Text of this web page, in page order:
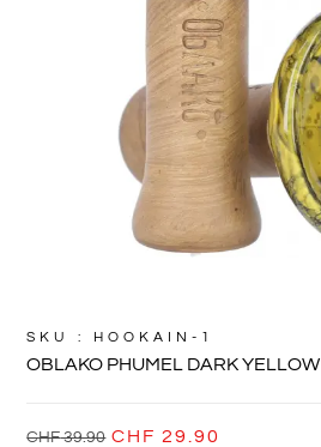
SKU : HOOKAIN-1
OBLAKO PHUMEL DARK YELLOW
CHF39.90 CHF 29.90